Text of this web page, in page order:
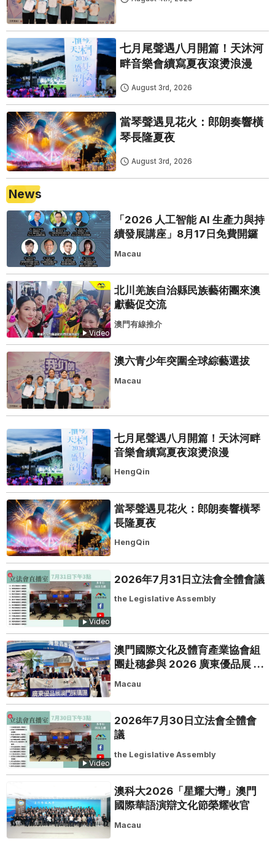
七月尾聲遇八月開篇！天沐河
畔音樂會續寫夏夜滾燙浪漫
August 3rd, 2026
當琴聲遇見花火：郎朗奏響橫
琴長隆夏夜
August 3rd, 2026
News
「2026 人工智能 AI 生產力與持
續發展講座」8月17日免費開鑼
Macau
Video
北川羌族自治縣民族藝術團來澳
獻藝促交流
澳門有線推介
澳六青少年突圍全球綜藝選拔
Macau
七月尾聲遇八月開篇！天沐河畔
音樂會續寫夏夜滾燙浪漫
HengQin
當琴聲遇見花火：郎朗奏響橫琴
長隆夏夜
HengQin
Video
2026年7月31日立法會全體會議
the Legislative Assembly
澳門國際文化及體育產業協會組
團赴穗參與 2026 廣東優品展 搭
建粵澳聯動橋樑助推粵品走向葡
Macau
Video
2026年7月30日立法會全體會
議
the Legislative Assembly
澳科大2026「星耀大灣」澳門
國際華語演辯文化節榮耀收官
Macau